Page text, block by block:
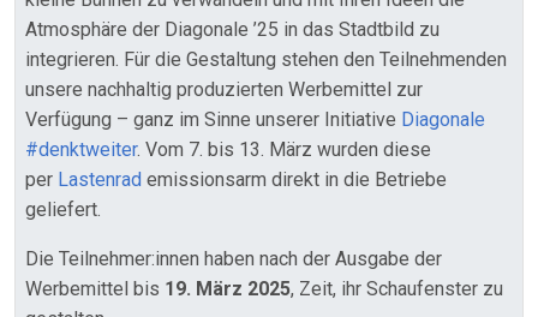
Atmosphäre der Diagonale ’25 in das Stadtbild zu
integrieren. Für die Gestaltung stehen den Teilnehmenden
unsere nachhaltig produzierten Werbemittel zur
Verfügung – ganz im Sinne unserer Initiative Diagonale
#denktweiter. Vom 7. bis 13. März wurden diese
per Lastenrad emissionsarm direkt in die Betriebe
geliefert.
Die Teilnehmer:innen haben nach der Ausgabe der
Werbemittel bis 19. März 2025, Zeit, ihr Schaufenster zu